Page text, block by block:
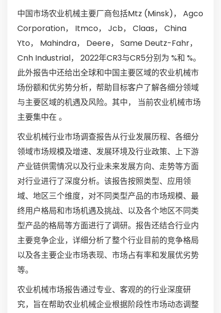
中国市场农业机械主要厂商包括Mtz (Minsk)， Agco
Corporation， Itmco， Jcb， Claas， China
Yto， Mahindra， Deere， Same Deutz-Fahr，
Cnh Industrial， 2022年CR3与CR5分别为 %和 %。
此外报告中还给出全球和中国主要区域的农业机械市
场份额和优劣势分析，帮助目标客户了解各细分领域
与主要区域的机遇及风险。其中， 当前农业机械市场
主要集中在 。
农业机械行业市场调查报告从行业发展历程、各细分
领域市场规模及增速、发展环境及行业政策、上下游
产业链供需情况以及行业未来发展方向、走势等方面
对行业进行了深度分析。该报告按照类型、应用领
域、地区三个维度，对不同类型产品的市场规模、最
终用户格局和市场机遇及挑战、以及各个地区不同类
型产品的格局等方面进行了调研。报告还结合行业内
主要竞争企业，详细分析了整个行业目前的竞争格局
以及各主要企业市场表现、市场占有率和发展优劣势
等。
农业机械市场报告通过专业、客观的的行业深度研
究，旨在帮助农业机械企业根据阶段性市场动态调整